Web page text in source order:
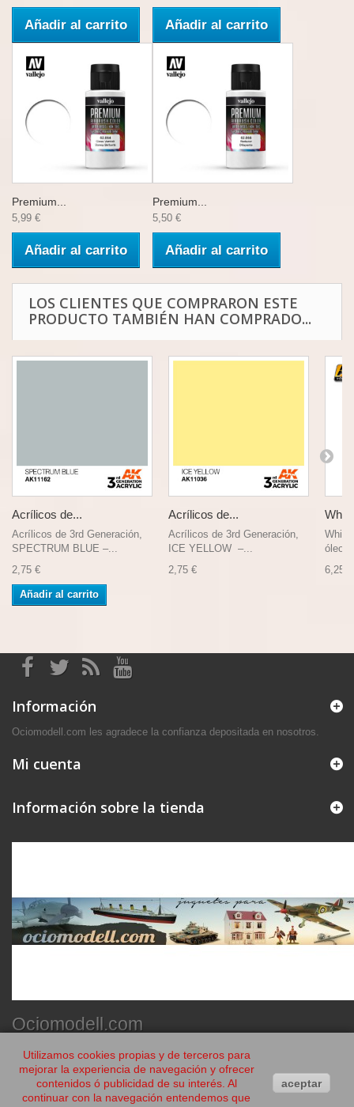
Añadir al carrito Añadir al carrito
Premium...
5,99 €
Añadir al carrito
Premium...
5,50 €
Añadir al carrito
LOS CLIENTES QUE COMPRARON ESTE
PRODUCTO TAMBIÉN HAN COMPRADO...
Acrílicos de...
Acrílicos de 3rd Generación,
SPECTRUM BLUE –...
2,75 €
Añadir al carrito
Acrílicos de...
Acrílicos de 3rd Generación,
ICE YELLOW –...
2,75 €
White
óleos
6,25 €
Información
Ociomodell.com les agradece la confianza depositada en nosotros.
Mi cuenta
Información sobre la tienda
Ociomodell.com
Utilizamos cookies propias y de terceros para
mejorar la experiencia de navegación y ofrecer
contenidos ó publicidad de su interés. Al
continuar con la navegación entendemos que
aceptar